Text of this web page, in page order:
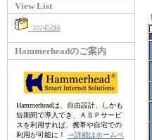
View List
2024記録
Hammerheadのご案内
Hammerheadは、自由設計、しかも
短期間で導入でき、ＡＳＰサービ
スを利用すれば、携帯や自宅での
利用が可能に！
⇒詳細はホームペ